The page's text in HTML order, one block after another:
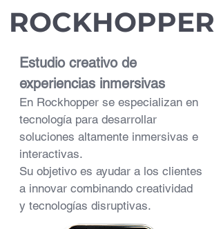
ROCKHOPPER
Estudio creativo de
experiencias inmersivas
En Rockhopper se especializan en
tecnología para desarrollar
soluciones altamente inmersivas e
interactivas.
Su objetivo es ayudar a los clientes
a innovar combinando creatividad
y tecnologías disruptivas.